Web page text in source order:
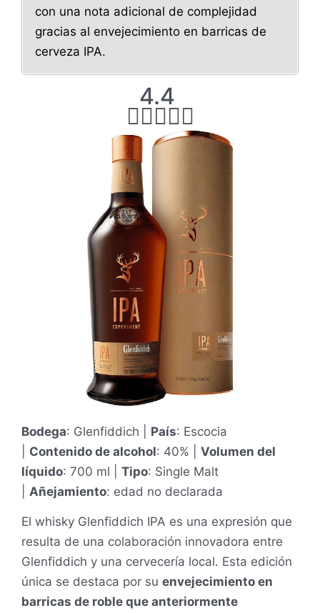
con una nota adicional de complejidad
gracias al envejecimiento en barricas de
cerveza IPA.
4.4

4
Bodega: Glenfiddich | País: Escocia
Contenido de alcohol: 40% | Volumen del
líquido: 700 ml | Tipo: Single Malt
Añejamiento: edad no declarada
El whisky Glenfiddich IPA es una expresión que
resulta de una colaboración innovadora entre
Glenfiddich y una cervecería local. Esta edición
única se destaca por su envejecimiento en
barricas de roble que anteriormente